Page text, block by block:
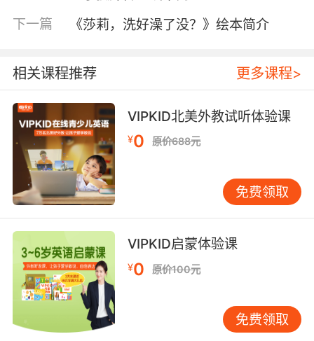
内容简介
小朋友，认识贝贝熊一家吗？威武的熊爸爸，温
柔的熊妈妈，调皮的小熊哥哥，还有乖巧的小熊
妹妹。想知道他们一家发生的故事吗？想和他们
一起玩游戏吗？那就赶快翻开本书吧！
一部趣味十足的主题式情境导引之儿童启蒙书
——贝贝熊系列丛书，美国孩子行为教育之父，
兰登书屋全球畅销图书。畅销40余年，发行2.4
亿册，影响两代人！书中通过生活化的情境引导
下一篇 《莎莉，洗好澡了没？》绘本简介
相关课程推荐 更多课程>
VIPKID北美外教试听体验课
¥0 原价688元
免费领取
VIPKID启蒙体验课
¥0 原价100元
免费领取